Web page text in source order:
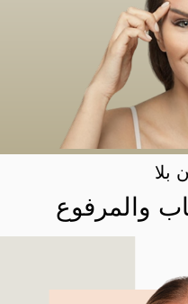
بلا
والمرفوع